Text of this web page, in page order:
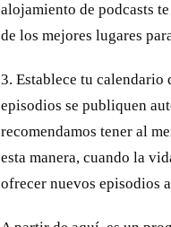
alojamiento de podcasts
de los mejores lugares
3. Establece tu calendario
episodios se publiquen
recomendamos tener al
esta manera, cuando la
ofrecer nuevos episodios